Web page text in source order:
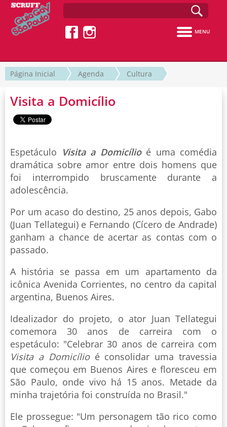
MENU
Página Inicial Agenda Cultura
Visita a Domicílio
Espetáculo Visita a Domicílioé uma comédia
dramática sobre amor entre dois homens que
foi interrompido bruscamente durante a
adolescência.
Por um acaso do destino, 25 anos depois, Gabo
(Juan Tellategui) e Fernando (Cícero de Andrade)
ganham a chance de acertar as contas com o
passado.
A história se passa em um apartamento da
icônica Avenida Corrientes, no centro da capital
argentina, Buenos Aires.
Idealizador do projeto, o ator Juan Tellategui
comemora 30 anos de carreira com o
espetáculo: "Celebrar 30 anos de carreira com
Visita a Domicílioé consolidar uma travessia
que começou em Buenos Aires e floresceu em
São Paulo, onde vivo há 15 anos. Metade da
minha trajetória foi construída no Brasil."
Ele prossegue: "Um personagem tão rico como